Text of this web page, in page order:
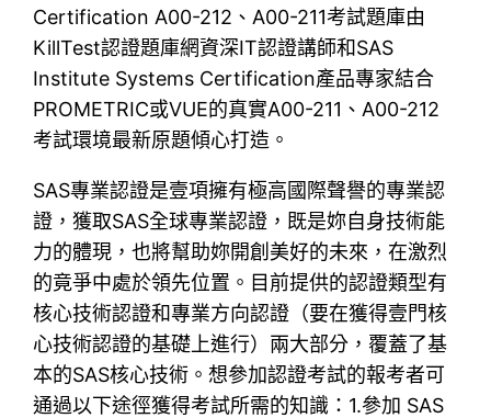
Certification A00-212、A00-211考試題庫由
KillTest認證題庫網資深IT認證講師和SAS
Institute Systems Certification產品專家結合
PROMETRIC或VUE的真實A00-211、A00-212
考試環境最新原題傾心打造。
SAS專業認證是壹項擁有極高國際聲譽的專業認
證，獲取SAS全球專業認證，既是妳自身技術能
力的體現，也將幫助妳開創美好的未來，在激烈
的竟爭中處於領先位置。目前提供的認證類型有
核心技術認證和專業方向認證（要在獲得壹門核
心技術認證的基礎上進行）兩大部分，覆蓋了基
本的SAS核心技術。想參加認證考試的報考者可
通過以下途徑獲得考試所需的知識：1.參加 SAS